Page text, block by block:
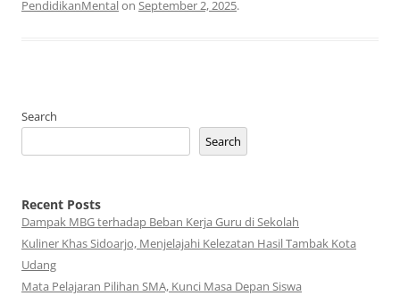
PendidikanMentalon September 2, 2025.
Search
Search
Recent Posts
Dampak MBG terhadap Beban Kerja Guru di Sekolah
Kuliner Khas Sidoarjo, Menjelajahi Kelezatan Hasil Tambak Kota
Udang
Mata Pelajaran Pilihan SMA, Kunci Masa Depan Siswa